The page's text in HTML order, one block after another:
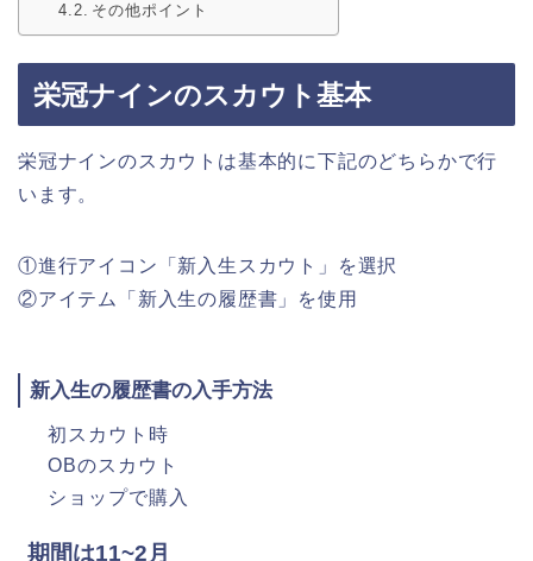
その他ポイント
栄冠ナインのスカウト基本
栄冠ナインのスカウトは基本的に下記のどちらかで行
います。
①進行アイコン「新入生スカウト」を選択
②アイテム「新入生の履歴書」を使用
新入生の履歴書の入手方法
初スカウト時
OBのスカウト
ショップで購入
期間は11~2月